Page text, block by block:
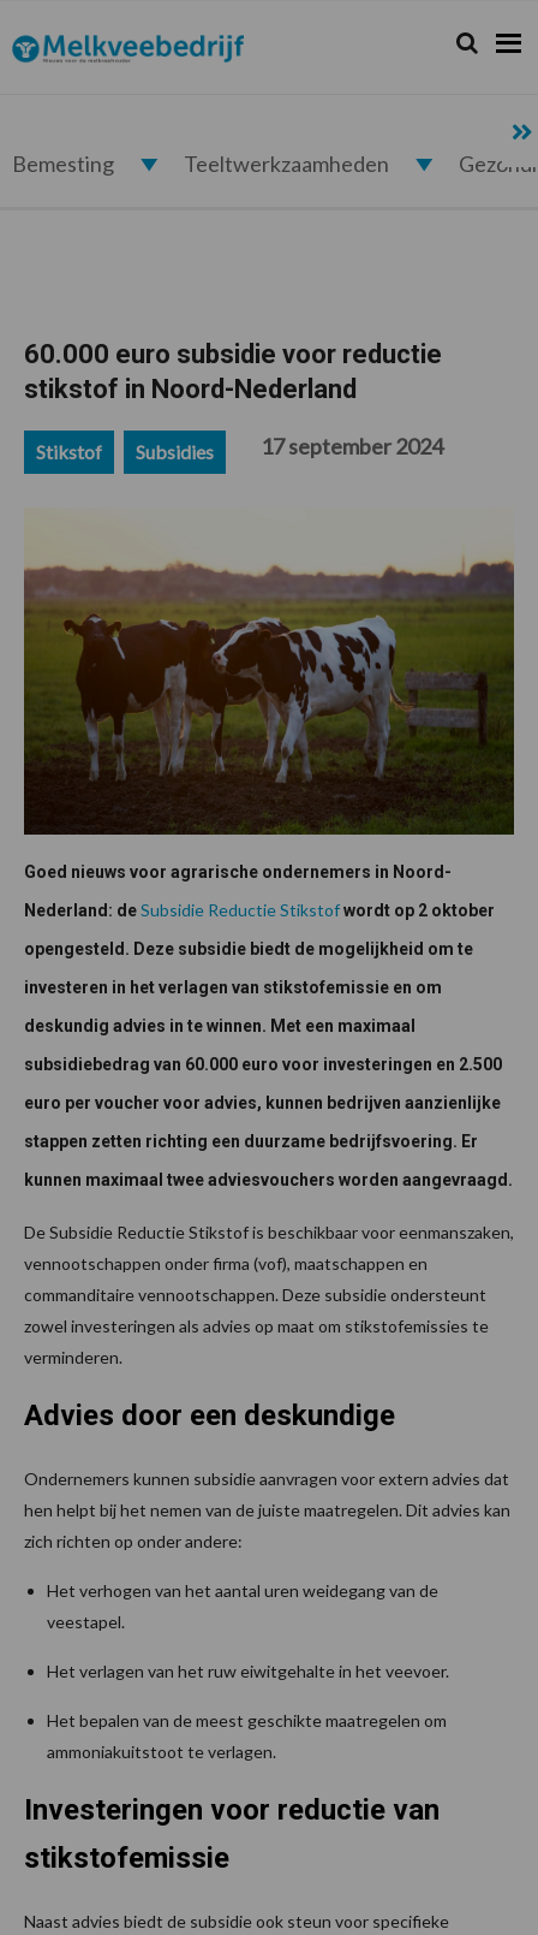
de
hoofdnavigatie
de
hoofd
de
eerste
de
voettekst
Melkveebedrijf.nl Zoeken...
Zoek
Bemesting Teeltwerkzaamheden
60.000 euro subsidie voor reductie
stikstof in Noord-Nederland
Stikstof Subsidies 17 september 2024
Goed nieuws voor agrarische ondernemers in Noord-
Nederland: deSubsidie Reductie Stikstofwordt op 2 oktober
opengesteld. Deze subsidie biedt de mogelijkheid om te
investeren in het verlagen van stikstofemissie en om
deskundig advies in te winnen. Met een maximaal
subsidiebedrag van 60.000 euro voor investeringen en 2.500
euro per voucher voor advies, kunnen bedrijven aanzienlijke
stappen zetten richting een duurzame bedrijfsvoering. Er
kunnen maximaal twee adviesvouchers worden aangevraagd.
De Subsidie Reductie Stikstof is beschikbaar voor eenmanszaken,
vennootschappen onder firma (vof), maatschappen en
commanditaire vennootschappen. Deze subsidie ondersteunt
zowel investeringen als advies op maat om stikstofemissies te
verminderen.
Advies door een deskundige
Ondernemers kunnen subsidie aanvragen voor extern advies dat
hen helpt bij het nemen van de juiste maatregelen. Dit advies kan
zich richten op onder andere:
Het verhogen van het aantal uren weidegang van de
veestapel.
Het verlagen van het ruw eiwitgehalte in het veevoer.
Het bepalen van de meest geschikte maatregelen om
ammoniakuitstoot te verlagen.
Investeringen voor reductie van
stikstofemissie
Naast advies biedt de subsidie ook steun voor specifieke